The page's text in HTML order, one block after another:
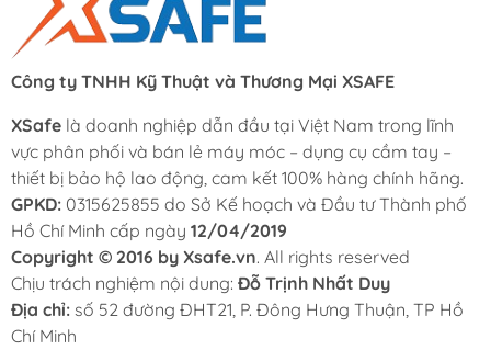
Công ty TNHH Kỹ Thuật và Thương Mại XSAFE
XSafe là doanh nghiệp dẫn đầu tại Việt Nam trong lĩnh
vực phân phối và bán lẻ máy móc – dụng cụ cầm tay –
thiết bị bảo hộ lao động, cam kết 100% hàng chính hãng.
GPKD: 0315625855 do Sở Kế hoạch và Đầu tư Thành phố
Hồ Chí Minh cấp ngày 12/04/2019
Copyright © 2016 by Xsafe.vn. All rights reserved
Chịu trách nghiệm nội dung: Đỗ Trịnh Nhất Duy
Địa chỉ: số 52 đường ĐHT21, P. Đông Hưng Thuận, TP Hồ
Chí Minh